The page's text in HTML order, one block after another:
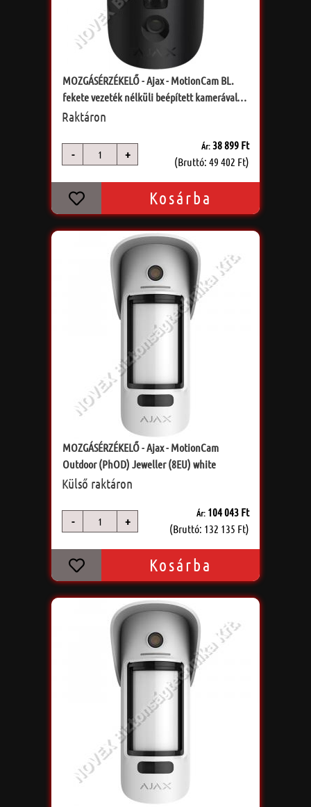
MOZGÁSÉRZÉKELŐ - Ajax - MotionCam BL.
fekete vezeték nélküli beépített kamerával,
PET
Raktáron
- +
Ár:38 899 Ft
(Bruttó: 49 402 Ft)
Kosárba
MOZGÁSÉRZÉKELŐ - Ajax - MotionCam
Outdoor (PhOD) Jeweller (8EU) white
Külső raktáron
- +
Ár: 104 043 Ft
(Bruttó: 132 135 Ft)
Kosárba